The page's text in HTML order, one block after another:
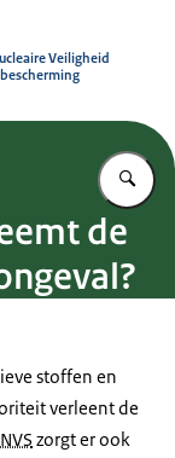
Veiligheid
de
stoffen en
verleent de
zorgt er ook